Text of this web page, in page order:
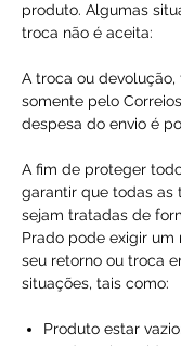
produto. Algumas
troca não é aceita:
A troca ou
somente pelo
despesa do envio é
A fim de proteger
garantir que todas
sejam tratadas de
Prado pode exigir um
seu retorno ou troca
situações, tais como:
Produto estar vazio;